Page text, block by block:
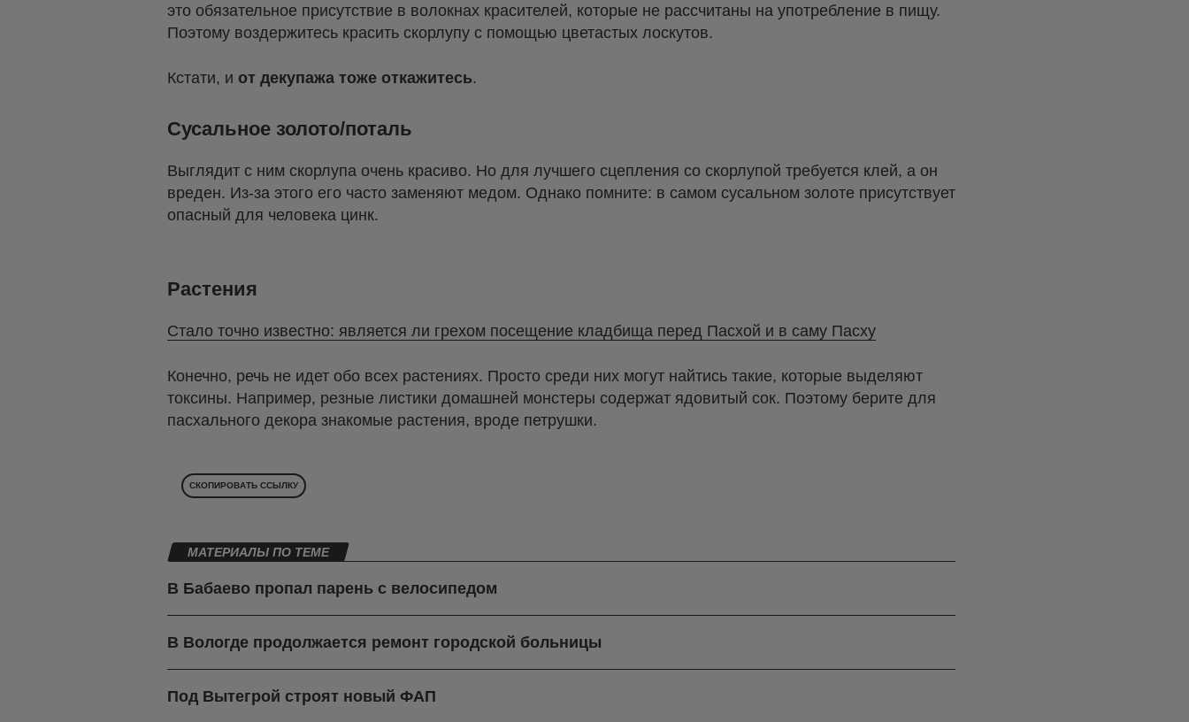
это обязательное присутствие в волокнах красителей, которые не рассчитаны на употребление в пищу.
Поэтому воздержитесь красить скорлупу с помощью цветастых лоскутов.
Кстати, и от декупажа тоже откажитесь.
Сусальное золото/поталь
Выглядит с ним скорлупа очень красиво. Но для лучшего сцепления со скорлупой требуется клей, а он
вреден. Из-за этого его часто заменяют медом. Однако помните: в самом сусальном золоте присутствует
опасный для человека цинк.
Растения
Стало точно известно: является ли грехом посещение кладбища перед Пасхой и в саму Пасху
Конечно, речь не идет обо всех растениях. Просто среди них могут найтись такие, которые выделяют
токсины. Например, резные листики домашней монстеры содержат ядовитый сок. Поэтому берите для
пасхального декора знакомые растения, вроде петрушки.
СКОПИРОВАТЬ ССЫЛКУ
МАТЕРИАЛЫ ПО ТЕМЕ
В Бабаево пропал парень с велосипедом
В Вологде продолжается ремонт городской больницы
Под Вытегрой строят новый ФАП